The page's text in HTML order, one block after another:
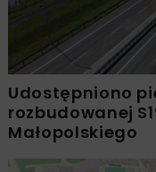
Udostępniono
rozbudowanej
Małopolskiego